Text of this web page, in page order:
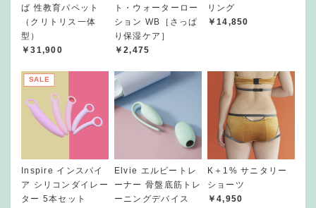
ば 性教育パペット
（クリトリス一体
型）
￥31,900
ト・ウォーターロー
ション WB［さっぱ
り保湿ケア］
￥2,475
リング
￥14,850
SALE
Inspire インスパイ
ア シリコンダイレー
ター 5本セット
Elvie エルビートレ
ーナー 骨盤底筋トレ
ーニングデバイス
K＋1% サニタリー
ショーツ
￥4,950